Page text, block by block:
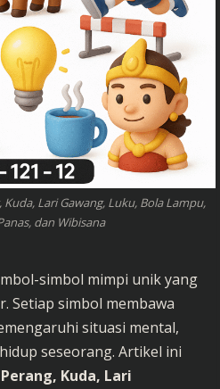
Kuda, Lari Gawang, Luku, Bola Lampu,
dan Wibisana
simbol mimpi unik yang
Setiap simbol membawa
situasi mental,
seseorang. Artikel ini
Kuda, Lari